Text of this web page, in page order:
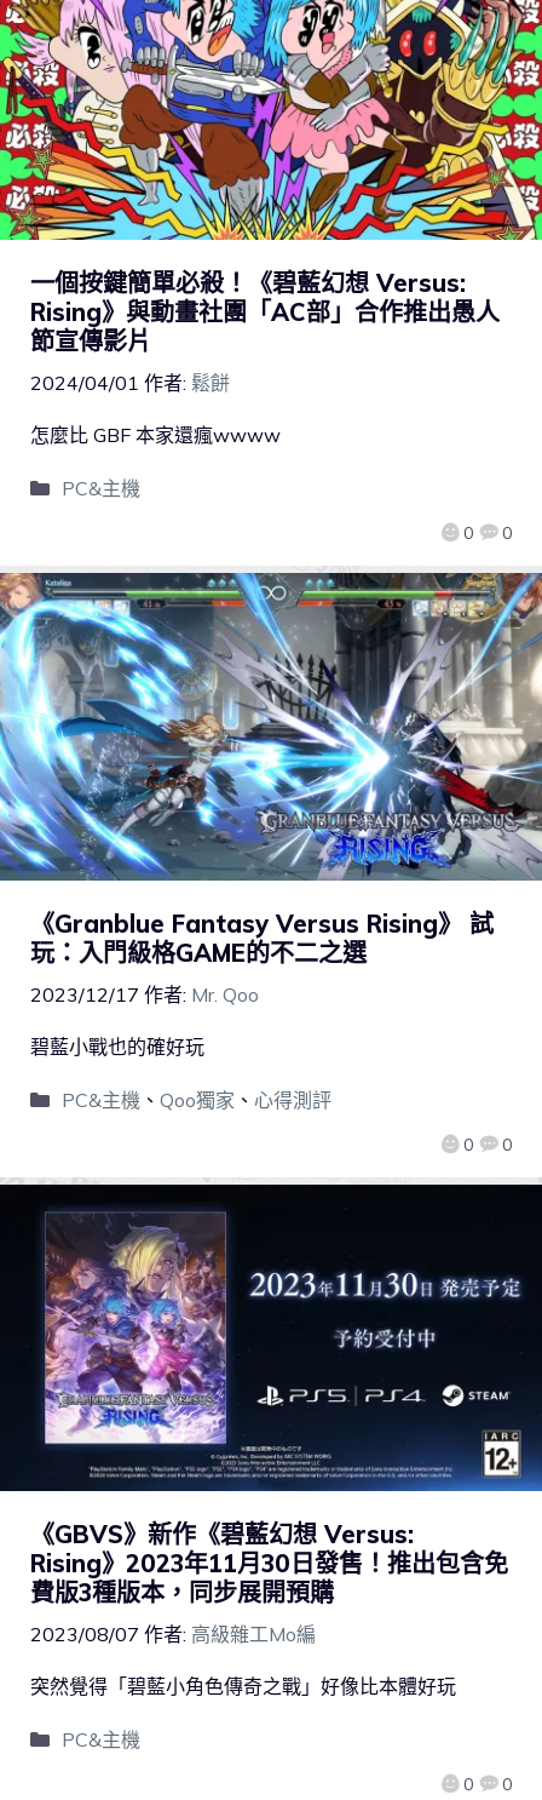
一個按鍵簡單必殺！《碧藍幻想 Versus:
Rising》與動畫社團「AC部」合作推出愚人
節宣傳影片
2024/04/01 作者: 鬆餅
0 0
怎麼比 GBF 本家還瘋wwww
PC&主機
《Granblue Fantasy Versus Rising》 試
玩：入門級格GAME的不二之選
2023/12/17 作者: Mr. Qoo
0 0
碧藍小戰也的確好玩
PC&主機 、 Qoo獨家 、 心得測評
《GBVS》新作《碧藍幻想 Versus:
Rising》2023年11月30日發售！推出包含免
費版3種版本，同步展開預購
2023/08/07 作者: 高級雜工Mo編
0 0
突然覺得「碧藍小角色傳奇之戰」好像比本體好玩
PC&主機